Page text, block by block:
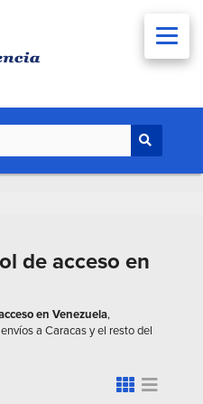
de acceso en
en Venezuela,
a Caracas y el resto del